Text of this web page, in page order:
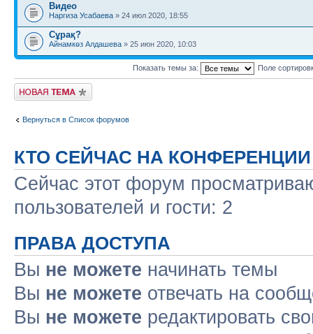
Видео
Наргиза Усабаева » 24 июл 2020, 18:55
Сұрақ?
Айнамкөз Алдашева » 25 июн 2020, 10:03
Показать темы за: Поле
Новая тема
Вернуться в Список форумов
КТО СЕЙЧАС НА КОНФЕРЕНЦИИ
Сейчас этот форум
пользователей и гости: 2
ПРАВА ДОСТУПА
Вы не можете начинать темы
Вы не можете отвечать на
Вы не можете редактировать